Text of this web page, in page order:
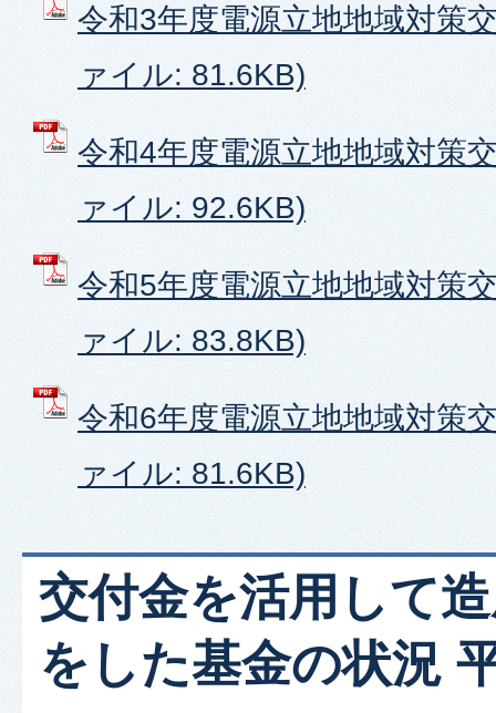
令和3年度電源立地地域対策
ァイル: 81.6KB)
令和4年度電源立地地域対策
ァイル: 92.6KB)
令和5年度電源立地地域対策
ァイル: 83.8KB)
令和6年度電源立地地域対策
ァイル: 81.6KB)
交付金を活用して
をした基金の状況